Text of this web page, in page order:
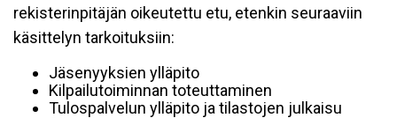
rekisterinpitäjän oikeutettu etu, etenkin seuraaviin
käsittelyn tarkoituksiin:
Jäsenyyksien ylläpito
Kilpailutoiminnan toteuttaminen
Tulospalvelun ylläpito ja tilastojen julkaisu